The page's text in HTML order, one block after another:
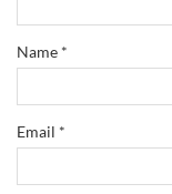
Name *
Email *